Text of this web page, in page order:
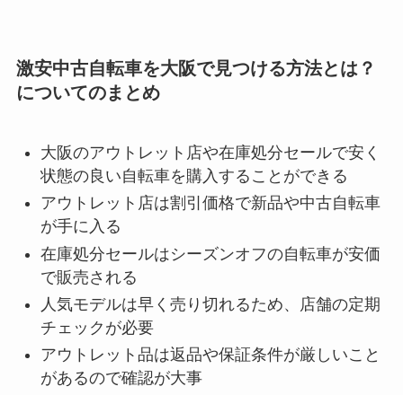
激安中古自転車を大阪で見つける方法とは？
についてのまとめ
大阪のアウトレット店や在庫処分セールで安く
状態の良い自転車を購入することができる
アウトレット店は割引価格で新品や中古自転車
が手に入る
在庫処分セールはシーズンオフの自転車が安価
で販売される
人気モデルは早く売り切れるため、店舗の定期
チェックが必要
アウトレット品は返品や保証条件が厳しいこと
があるので確認が大事